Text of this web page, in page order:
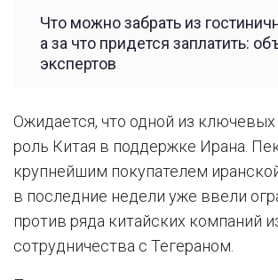
Что можно забрать из
а за что придется заплатить:
экспертов
Ожидается, что одной из ключевых
роль Китая в поддержке Ирана.
крупнейшим покупателем
в последние недели уже ввели
против ряда китайских компаний
сотрудничества с Тегераном.